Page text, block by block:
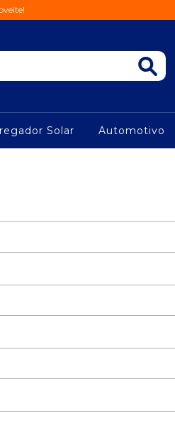
Solar Automotivo